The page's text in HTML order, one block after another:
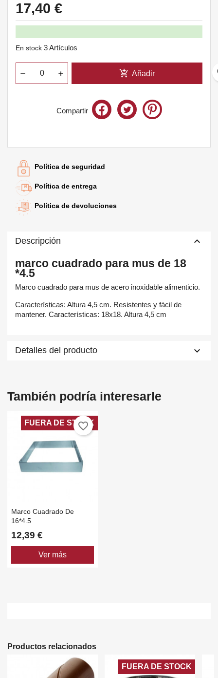
Añadir a la lista de deseos
add_circle_outline Create new list
Crear lista de deseos
Nombre de la lista de deseos
Debe iniciar sesión para guardar productos en su lista de
deseos.
17,40 €
En stock 3 Artículos
add_shopping_cart Añadir
Compartir
Política de seguridad
Política de entrega
Política de devoluciones
Descripción keyboard_arrow_up
marco cuadrado para mus de 18
*4.5
Marco cuadrado para mus de acero inoxidable alimenticio.
Características: Altura 4,5 cm. Resistentes y fácil de
mantener. Características: 18x18. Altura 4,5 cm
Detalles del producto keyboard_arrow_down
También podría interesarle
Marco Cuadrado De
16*4.5
12,39 €
Ver más
FUERA DE STOCK
favorite_border
Productos relacionados
FUERA DE STOCK